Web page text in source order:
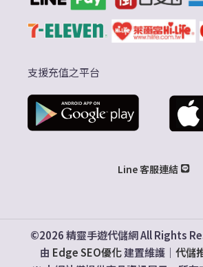
支援充值之平台
Line 客服連結
©2026 精靈手遊代儲網 All Rights
由 Edge SEO優化建置維護｜ 代儲